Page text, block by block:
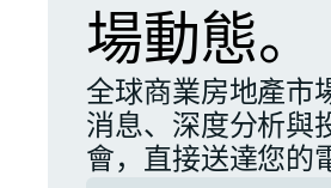
場動態。
全球商業房地產市
消息、深度分析與
會，直接送達您的